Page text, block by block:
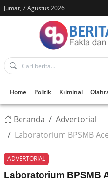
Jumat, 7 Agustus 2026
Home Politik Kriminal
Beranda
Advertorial
Laboratorium BPSMB Aceh Mampu Menguji
ADVERTORIAL
Laboratorium BPSMB